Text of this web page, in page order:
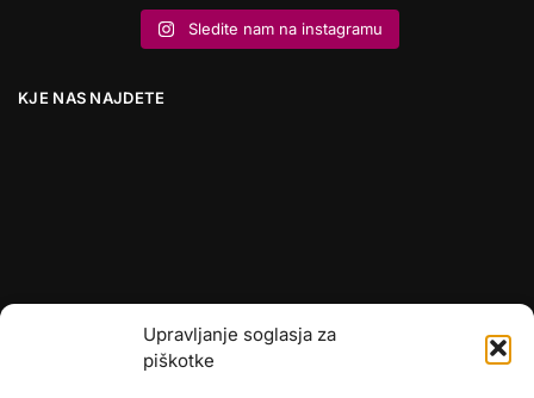
Upravljanje soglasja za
piškotke
Sledite nam na instagramu
KJE NAS NAJDETE